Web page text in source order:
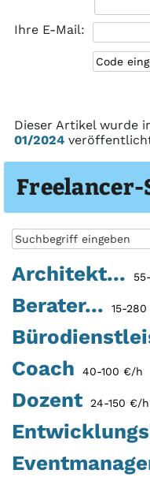
Freelancer-
Architekt...
Berater... 15-
Coach 40-100 €/h
Dozent 24-150 €/h
Ihre E-Mail:
Dieser Artikel wurde
01/2024